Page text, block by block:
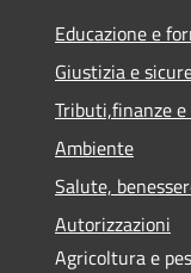
Educazione e
Giustizia e
Tributi,finanze
Ambiente
Salute,
Autorizzazioni
Agricoltura e